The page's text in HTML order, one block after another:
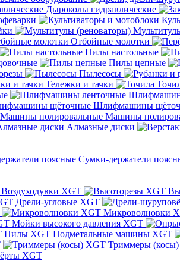
Дыроколы гидравлические
Отбойные молотки
Пилы настольные
Пилы цепные
Пылесосы
Тележки и тачки
Шлифмашины
Машины
Алмазные диски
Сумки-держатели
Воздуходувки XGT
Дрели-угловые XGT
Микроволновки
Мойки высокого давления XGT
Пилы XGT Подметальные машины XGT
Триммеры
XGT